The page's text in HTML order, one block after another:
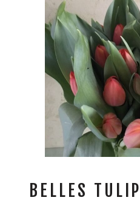
BELLES